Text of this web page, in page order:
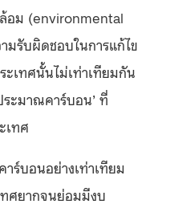
อม (environmental
มรับผิดชอบในการแก้ไข
เทศนั้นไม่เท่าเทียมกัน
ะมาณคาร์บอน’ ที่
เทศ
ร์บอนอย่างเท่าเทียม
ศยากจนย่อมมีงบ